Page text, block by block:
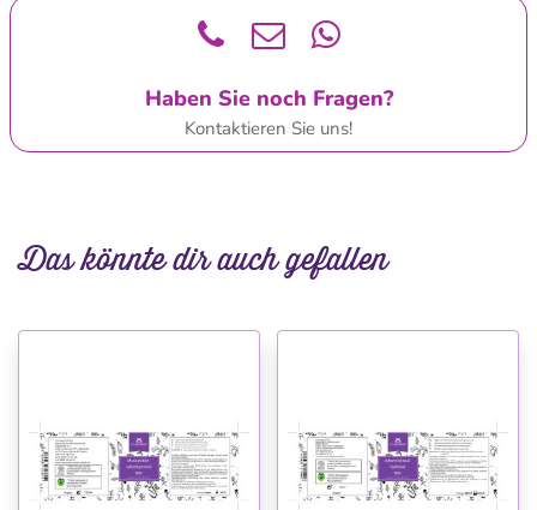
Haben Sie noch Fragen?
Kontaktieren Sie uns!
Das könnte dir auch gefallen